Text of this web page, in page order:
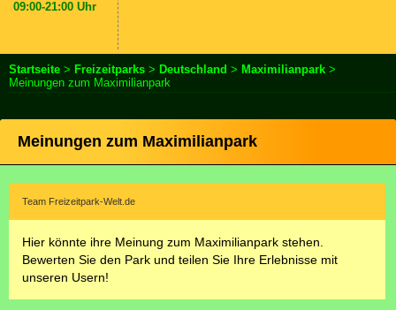
09:00-21:00 Uhr
Startseite > Freizeitparks > Deutschland > Maximilianpark >
Meinungen zum Maximilianpark
Meinungen zum Maximilianpark
Team Freizeitpark-Welt.de
Hier könnte ihre Meinung zum Maximilianpark stehen.
Bewerten Sie den Park und teilen Sie Ihre Erlebnisse mit
unseren Usern!